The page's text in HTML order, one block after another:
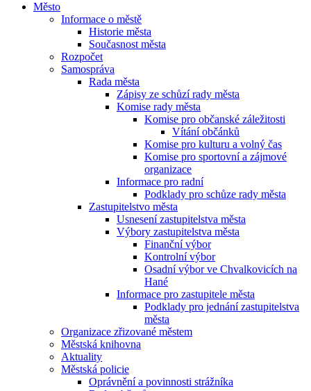
Město
Informace o městě
Historie města
Současnost města
Rozpočet
Samospráva
Rada města
Zápisy ze schůzí rady města
Komise rady města
Komise pro občanské záležitosti
Vítání občánků
Komise pro kulturu a volný čas
Komise pro sportovní a zájmové
organizace
Informace pro radní
Podklady pro schůze rady města
Zastupitelstvo města
Usnesení zastupitelstva města
Výbory zastupitelstva města
Finanční výbor
Kontrolní výbor
Osadní výbor ve Chvalkovicích na
Hané
Informace pro zastupitele města
Podklady pro jednání zastupitelstva
města
Organizace zřizované městem
Městská knihovna
Aktuality
Městská policie
Oprávnění a povinnosti strážníka